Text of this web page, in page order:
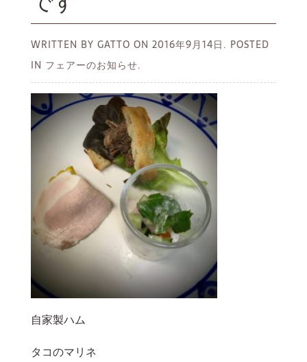
WRITTEN BY GATTO ON 2016年9月14日. POSTED
IN フェアーのお知らせ.
自家製ハム
タコのマリネ